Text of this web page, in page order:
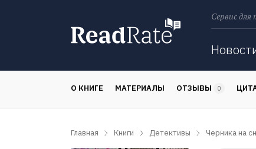
Сервис
О КНИГЕ МАТЕРИАЛЫ ОТЗЫВЫ 0
Главная Книги Детективы Черника на